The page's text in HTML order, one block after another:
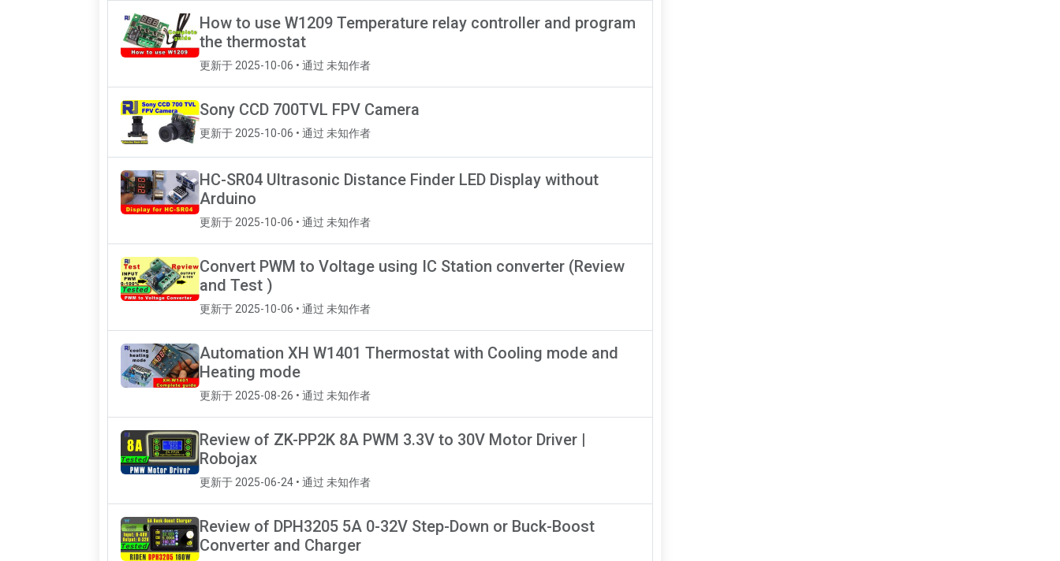
How to use W1209 Temperature relay controller and program
the thermostat
更新于 2025-10-06 • 通过 未知作者
Sony CCD 700TVL FPV Camera
更新于 2025-10-06 • 通过 未知作者
HC-SR04 Ultrasonic Distance Finder LED Display without
Arduino
更新于 2025-10-06 • 通过 未知作者
Convert PWM to Voltage using IC Station converter (Review
and Test )
更新于 2025-10-06 • 通过 未知作者
Automation XH W1401 Thermostat with Cooling mode and
Heating mode
更新于 2025-08-26 • 通过 未知作者
Review of ZK-PP2K 8A PWM 3.3V to 30V Motor Driver |
Robojax
更新于 2025-06-24 • 通过 未知作者
Review of DPH3205 5A 0-32V Step-Down or Buck-Boost
Converter and Charger